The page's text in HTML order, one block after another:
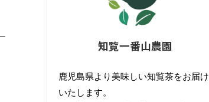
知覧一番山農園
鹿児島県より美味しい知覧茶をお届け
いたします。